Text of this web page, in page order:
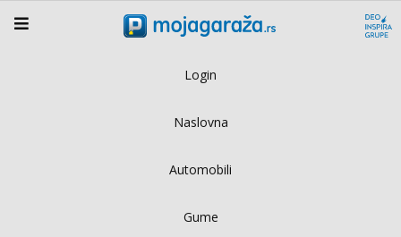
Login
Naslovna
Automobili
Gume